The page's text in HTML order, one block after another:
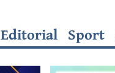
Editorial Sport